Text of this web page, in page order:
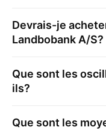
Devrais-je
Landbobank A/S?
Que sont les
ils?
Que sont les